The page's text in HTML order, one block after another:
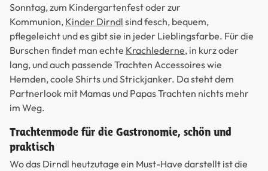
Sonntag, zum Kindergartenfest oder zur
Kommunion, Kinder Dirndl sind fesch, bequem,
pflegeleicht und es gibt sie in jeder Lieblingsfarbe. Für die
Burschen findet man echte Krachlederne, in kurz oder
lang, und auch passende Trachten Accessoires wie
Hemden, coole Shirts und Strickjanker. Da steht dem
Partnerlook mit Mamas und Papas Trachten nichts mehr
im Weg.
Trachtenmode für die Gastronomie, schön und
praktisch
Wo das Dirndl heutzutage ein Must-Have darstellt ist die